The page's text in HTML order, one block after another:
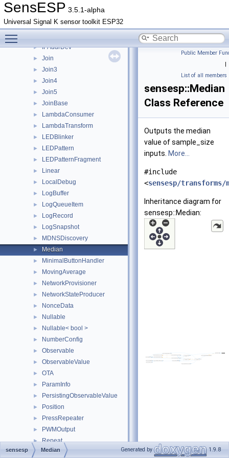
SensESP 3.5.1-alpha
Universal Signal K sensor toolkit ESP32
► HTTPRequestHandler
► HTTPServer
► Hysteresis
► IPAddrDev
► Join
► Join3
► Join4
► Join5
► JoinBase
► LambdaConsumer
► LambdaTransform
► LEDBlinker
► LEDPattern
► LEDPatternFragment
► Linear
► LocalDebug
► LogBuffer
► LogQueueItem
► LogRecord
► LogSnapshot
► MDNSDiscovery
► Median
► MinimalButtonHandler
► MovingAverage
► NetworkProvisioner
► NetworkStateProducer
► NonceData
► Nullable
► Nullable< bool >
► NumberConfig
► Observable
► ObservableValue
► OTA
► ParamInfo
► PersistingObservableValue
► Position
► PressRepeater
► PWMOutput
► Repeat
► RepeatConstantRate
Public Member
|
List of all members
sensesp::Median
Class Reference
Outputs the median
value of sample_size
inputs. More...
#include
<sensesp/transforms/
Inheritance diagram for
sensesp::Median:
sensesp Median Generated by 1.9.8